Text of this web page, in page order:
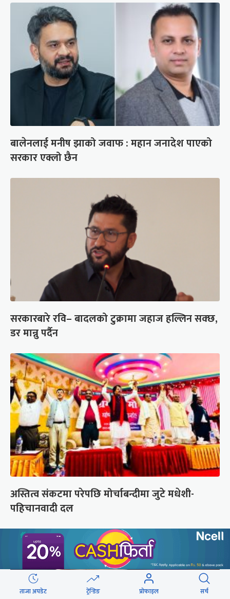
बालेनलाई मनीष झाको जवाफ : महान जनादेश पाएको
सरकार एक्लो छैन
सरकारबारे रवि– बादलको टुक्रामा जहाज हल्लिन सक्छ,
डर मान्नु पर्दैन
अस्तित्व संकटमा परेपछि मोर्चाबन्दीमा जुटे मधेशी-
पहिचानवादी दल
ताजा अपडेट ट्रेन्डिङ प्रोफाइल सर्च